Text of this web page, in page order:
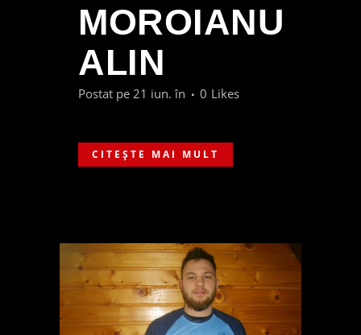
MOROIANU
ALIN
Postat pe 21 iun. în 0 Likes
CITEȘTE MAI MULT